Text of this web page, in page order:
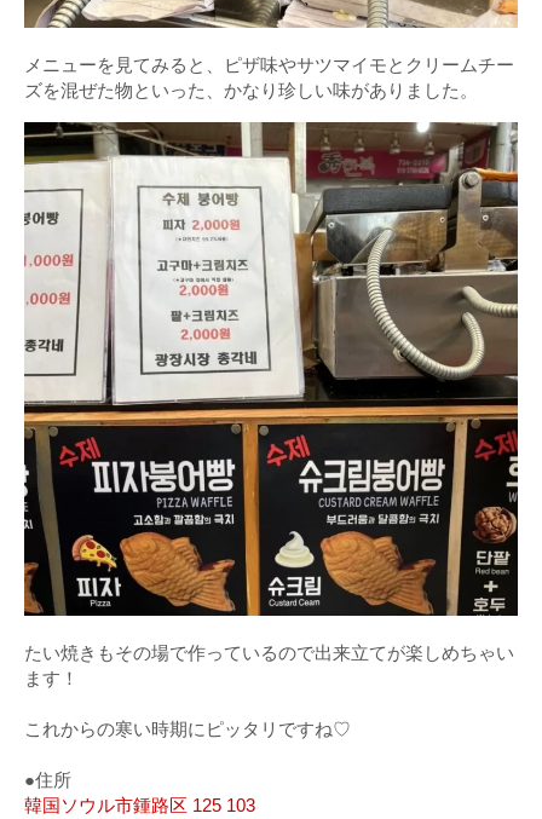
メニューを見てみると、ピザ味やサツマイモとクリームチー
ズを混ぜた物といった、かなり珍しい味がありました。
たい焼きもその場で作っているので出来立てが楽しめちゃい
ます！
これからの寒い時期にピッタリですね♡
●住所
韓国ソウル市鍾路区 125 103